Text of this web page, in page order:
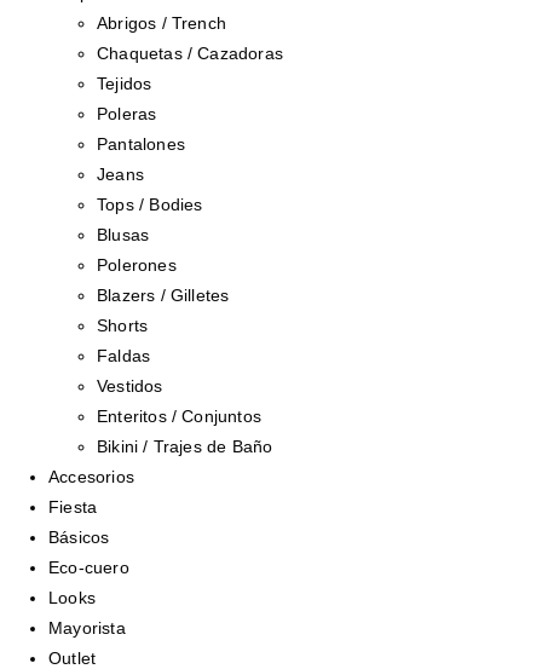
Abrigos / Trench
Chaquetas / Cazadoras
Tejidos
Poleras
Pantalones
Jeans
Tops / Bodies
Blusas
Polerones
Blazers / Gilletes
Shorts
Faldas
Vestidos
Enteritos / Conjuntos
Bikini / Trajes de Baño
Accesorios
Fiesta
Básicos
Eco-cuero
Looks
Mayorista
Outlet